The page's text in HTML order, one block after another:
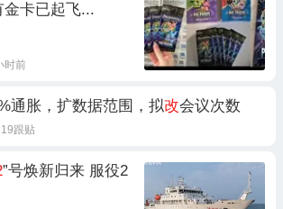
卡已起飞...
时前
通胀，扩数据范围，拟改会议次数
19跟贴
”号焕新归来 服役2